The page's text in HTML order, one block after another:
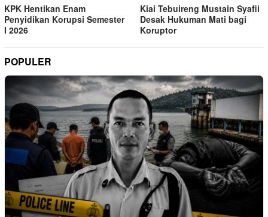
KPK Hentikan Enam
Penyidikan Korupsi Semester
I 2026
Kiai Tebuireng Mustain Syafii
Desak Hukuman Mati bagi
Koruptor
POPULER